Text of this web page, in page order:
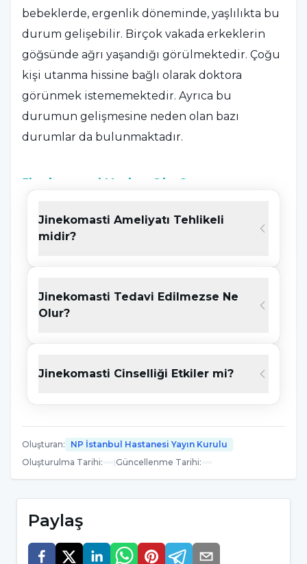
bebeklerde, ergenlik döneminde, yaşlılıkta bu
durum gelişebilir. Birçok vakada erkeklerin
göğsünde ağrı yaşandığı görülmektedir. Çoğu
kişi utanma hissine bağlı olarak doktora
görünmek istememektedir. Ayrıca bu
durumun gelişmesine neden olan bazı
durumlar da bulunmaktadır.
Jinekomasti Neden Olur?
Genellikle testosteron hormonunda yaşanan
değişikliklerden kaynaklanmaktadır.
duruma bağlı olarak östrojen hormonunun
düzeyinde yaşanan artışlar neden olabilir.
Vücuttaki hormon dengesi pek çok farklı
sebepten dolayı bozulabilir.
sıralanabilir:
Bazı ilaçlar
Uyuşturucu
Alkol
Farklı sağlık sorunları ve bunların neden
olduğu komplikasyonlar
Jinekomasti Ameliyatı Tehlikeli
midir?
Jinekomasti Tedavi Edilmezse Ne
Olur?
Jinekomasti Cinselliği Etkiler mi?
Oluşturan:
NP İstanbul Hastanesi Yayın Kurulu
Oluşturulma Tarihi: |Güncellenme Tarihi:
Paylaş